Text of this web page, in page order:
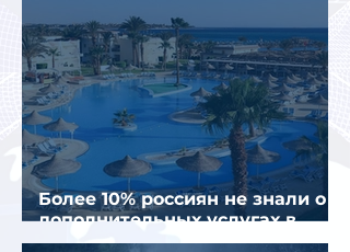
Более 10% россиян не знали о
дополнительных услугах в
отелях